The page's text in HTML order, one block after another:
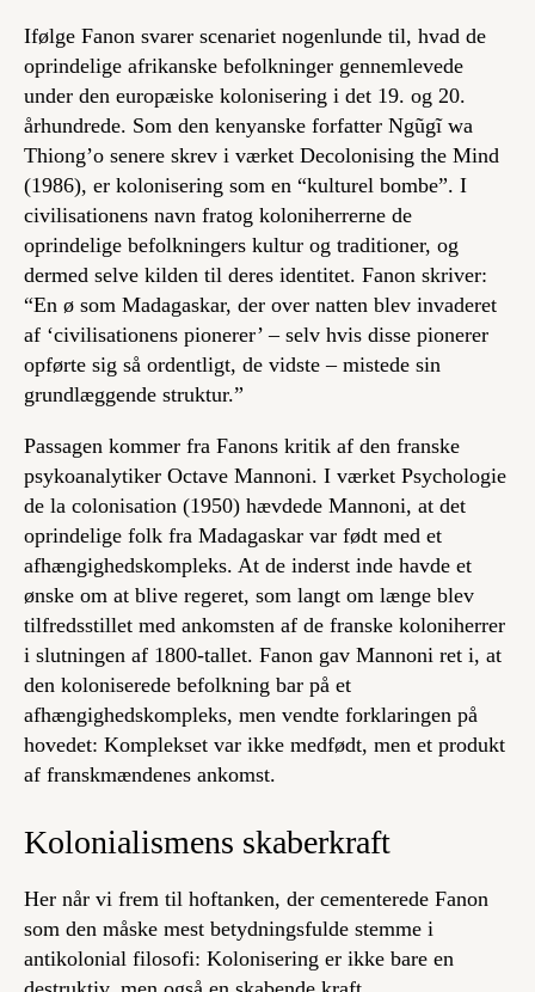
Ifølge Fanon svarer scenariet nogenlunde til, hvad de
oprindelige afrikanske befolkninger gennemlevede
under den europæiske kolonisering i det 19. og 20.
århundrede. Som den kenyanske forfatter Ngũgĩ wa
Thiong’o senere skrev i værket Decolonising the Mind
(1986), er kolonisering som en “kulturel bombe”. I
civilisationens navn fratog koloniherrerne de
oprindelige befolkningers kultur og traditioner, og
dermed selve kilden til deres identitet. Fanon skriver:
“En ø som Madagaskar, der over natten blev invaderet
af ‘civilisationens pionerer’ – selv hvis disse pionerer
opførte sig så ordentligt, de vidste – mistede sin
grundlæggende struktur.”
Passagen kommer fra Fanons kritik af den franske
psykoanalytiker Octave Mannoni. I værket Psychologie
de la colonisation (1950) hævdede Mannoni, at det
oprindelige folk fra Madagaskar var født med et
afhængighedskompleks. At de inderst inde havde et
ønske om at blive regeret, som langt om længe blev
tilfredsstillet med ankomsten af de franske koloniherrer
i slutningen af 1800-tallet. Fanon gav Mannoni ret i, at
den koloniserede befolkning bar på et
afhængighedskompleks, men vendte forklaringen på
hovedet: Komplekset var ikke medfødt, men et produkt
af franskmændenes ankomst.
Kolonialismens skaberkraft
Her når vi frem til hoftanken, der cementerede Fanon
som den måske mest betydningsfulde stemme i
antikolonial filosofi: Kolonisering er ikke bare en